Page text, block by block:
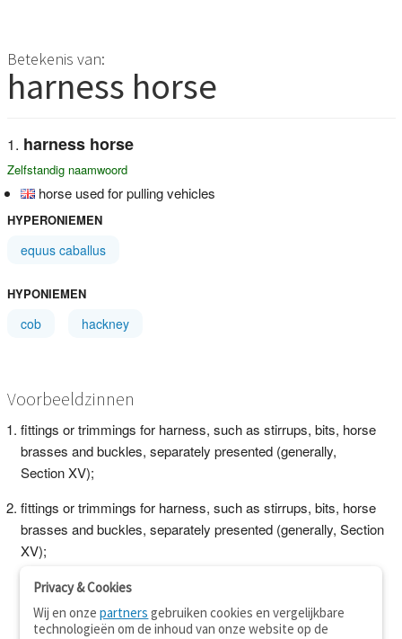
Betekenis van:
harness horse
harness horse
Zelfstandig naamwoord
horse used for pulling vehicles
HYPERONIEMEN
equus caballus
HYPONIEMEN
cob hackney
Voorbeeldzinnen
fittings or trimmings for harness, such as stirrups, bits, horse
brasses and buckles, separately presented (generally,
Section XV);
fittings or trimmings for harness, such as stirrups, bits, horse
brasses and buckles, separately presented (generally, Section
XV);
Privacy & Cookies
Wij en onzepartners gebruiken cookies en vergelijkbare
technologieën om de inhoud van onze website op de